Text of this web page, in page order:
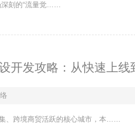
深刻的“流量觉……
开发攻略：从快速上
、跨境商贸活跃的核心城市，本……